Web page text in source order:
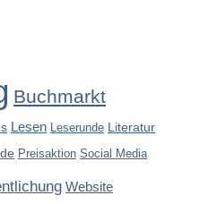
Buchmarkt
Lesen Leserunde
Literatur
Preisaktion Social Media
Website